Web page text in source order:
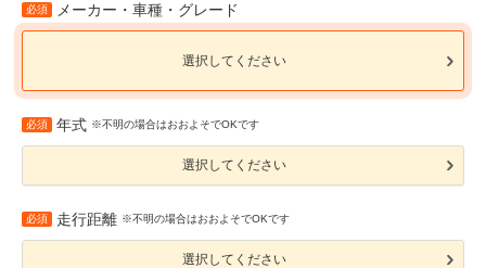
必須 メーカー・車種・グレード
選択してください
必須 年式 ※不明の場合はおおよそでOKです
選択してください
必須 走行距離 ※不明の場合はおおよそでOKです
選択してください